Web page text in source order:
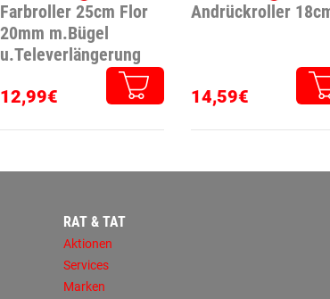
Farbroller 25cm Flor
20mm m.Bügel
u.Televerlängerung
12,99€
Andrückroller
14,59€
RAT & TAT
Aktionen
Services
Marken